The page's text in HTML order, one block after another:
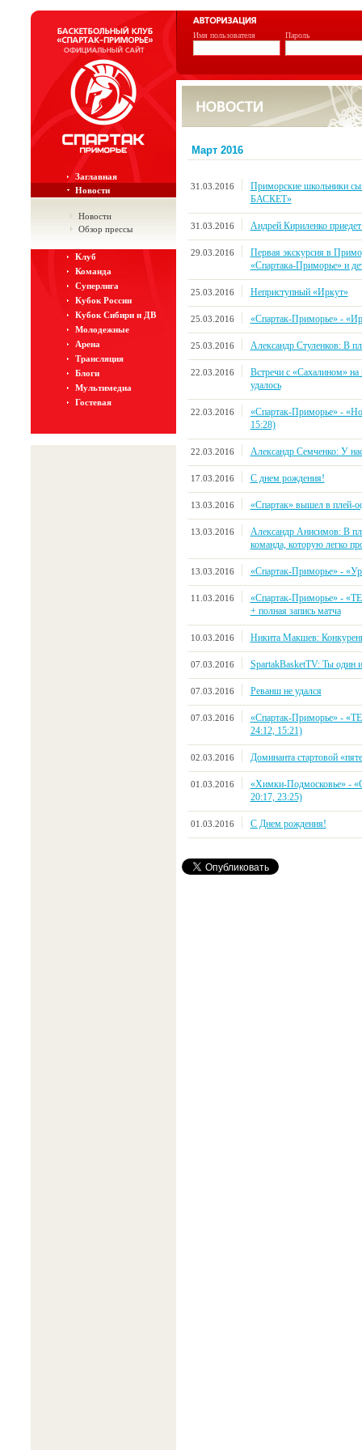
Имя пользователя Пароль
Заглавная
Новости
Новости
Обзор прессы
Клуб
Команда
Суперлига
Кубок России
Кубок Сибири и ДВ
Молодежные
Арена
Трансляция
Блоги
Мультимедиа
Гостевая
Март 2016
31.03.2016
Приморские школьники
БАСКЕТ»
31.03.2016 Андрей Кириленко
29.03.2016
Первая экскурсия в
«Спартака-Приморье» и
25.03.2016 Неприступный «Иркут»
25.03.2016 «Спартак-Приморье» -
25.03.2016 Александр Стуленков: В
22.03.2016
Встречи с «Сахалином» на
удалось
22.03.2016
«Спартак-Приморье» -
15:28)
22.03.2016 Александр Семченко: У
17.03.2016 С днем рождения!
13.03.2016 «Спартак» вышел в плей-
13.03.2016
Александр Анисимов: В
команда, которую легко
13.03.2016 «Спартак-Приморье» -
11.03.2016
«Спартак-Приморье» -
+ полная запись матча
10.03.2016 Никита Макшев:
07.03.2016 SpartakBasketTV: Ты один
07.03.2016 Реванш не удался
07.03.2016
«Спартак-Приморье» -
24:12, 15:21)
02.03.2016 Доминанта стартовой
01.03.2016
«Химки-Подмосковье» -
20:17, 23:25)
01.03.2016 С Днем рождения!